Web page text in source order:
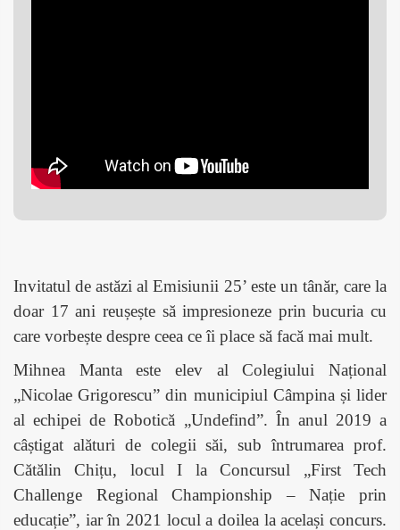
Invitatul de astăzi al Emisiunii 25’ este un tânăr, care la
doar 17 ani reușește să impresioneze prin bucuria cu
care vorbește despre ceea ce îi place să facă mai mult.
Mihnea Manta este elev al Colegiului Național
„Nicolae Grigorescu” din municipiul Câmpina și lider
al echipei de Robotică „Undefind”. În anul 2019 a
câștigat alături de colegii săi, sub întrumarea prof.
Cătălin Chițu, locul I la Concursul „First Tech
Challenge Regional Championship – Nație prin
educație”, iar în 2021 locul a doilea la același concurs.